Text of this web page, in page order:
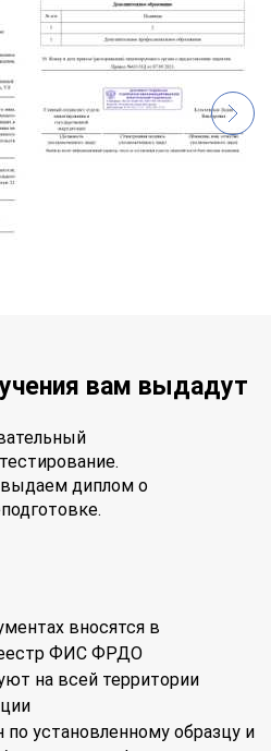
вам выдадут
выдаем диплом о
вносятся в
ФИС ФРДО
на всей территории
установленному образцу и